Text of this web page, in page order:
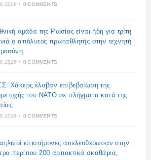
/ 0 COMMENTS
ομάδα της Ρωσίας είναι ήδη για τρίτη
ο απόλυτος πρωταθλητής στην τεχνητή
/ 0 COMMENTS
Χάκερς έλαβαν επιβεβαίωση της
του ΝΑΤΟ σε πλήγματα κατά της
/ 0 COMMENTS
επιστήμονες απελευθέρωσαν στην
περίπου 200 αρπακτικά σκαθάρια,